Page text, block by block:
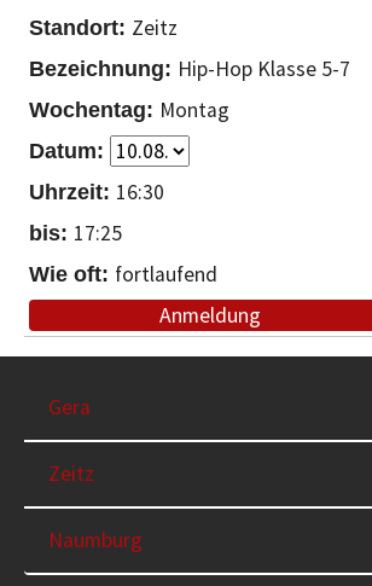
Zeitz
Hip-Hop Klasse 5-7
Montag
16:30
17:25
fortlaufend
Anmeldung
Gera
Zeitz
Naumburg